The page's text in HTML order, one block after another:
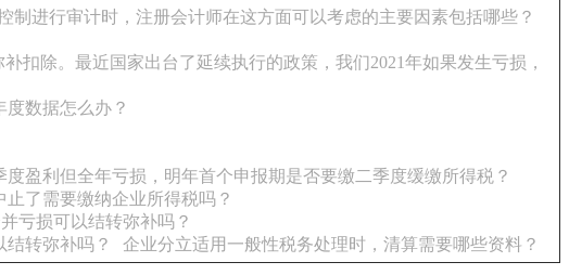
进行审计时，注册会计师在这方面可以考虑的主要因素包括哪些？
扣除。最近国家出台了延续执行的政策，我们2021年如果发生亏损，
度数据怎么办？
度盈利但全年亏损，明年首个申报期是否要缴二季度缓缴所得税？
了需要缴纳企业所得税吗？
亏损可以结转弥补吗？
转弥补吗？ 企业分立适用一般性税务处理时，清算需要哪些资料？